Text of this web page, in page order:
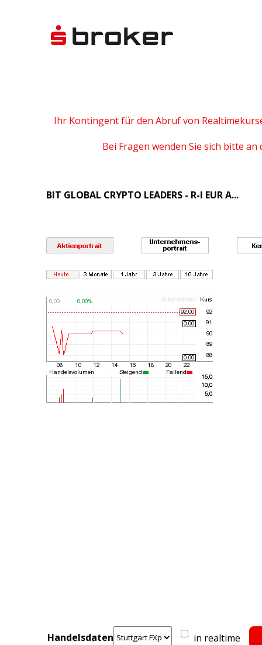
Ihr Kontingent für den Abruf von
Bei Fragen wenden Sie sich bitte
BIT GLOBAL CRYPTO LEADERS - R-I EUR A...
Handelsdaten in realtime